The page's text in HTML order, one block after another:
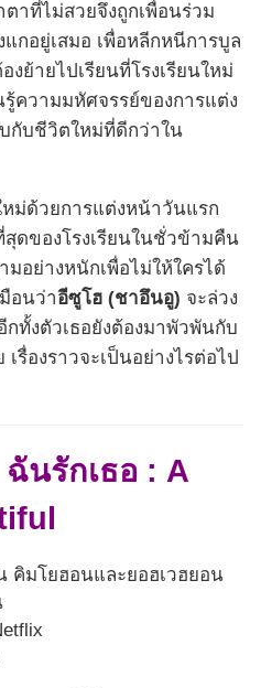
าที่ไม่สวยจึงถูกเพื่อนร่วม
แกอยู่เสมอ เพื่อหลีกหนีการบูล
งย้ายไปเรียนที่โรงเรียนใหม่
รู้ความมหัศจรรย์ของการแต่ง
กับชีวิตใหม่ที่ดีกว่าใน
ม่ด้วยการแต่งหน้าวันแรก
ดของโรงเรียนในชั่วข้ามคืน
มอย่างหนักเพื่อไม่ให้ใครได้
อนว่าอีซูโฮ (ชาอึนอู) จะล่วง
กทั้งตัวเธอยังต้องมาพัวพันกับ
เรื่องราวจะเป็นอย่างไรต่อไป
นรักเธอ : A
คิมโยฮอนและยอฮเวฮยอน